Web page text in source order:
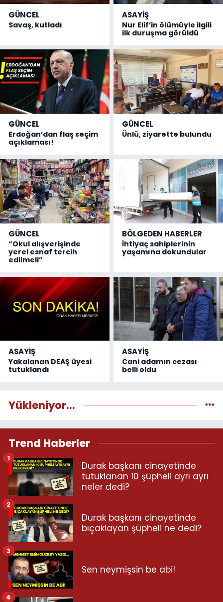
GÜNCEL
Savaş, kutladı
ASAYİŞ
Nur Elif’in ölümüyle ilgili
ilk duruşma görüldü
GÜNCEL
Erdoğan’dan flaş seçim
açıklaması!
GÜNCEL
Ünlü, ziyarette bulundu
GÜNCEL
“Okul alışverişinde
yerel esnaf tercih
edilmeli”
BÖLGEDEN HABERLER
İhtiyaç sahiplerinin
yaşamına dokundular
ASAYİŞ
Yakalanan DEAŞ üyesi
tutuklandı
ASAYİŞ
Cani adamın cezası
belli oldu
Yükleniyor...
Trend Haberler
Durak başkanı cinayetinde
tutuklanan 10 şüpheli ayrı ayrı
neler dedi?
1
Durak başkanı cinayetinde
bıçaklayan şüpheli ne dedi?
2
Sen neymişsin be abi!
3
4